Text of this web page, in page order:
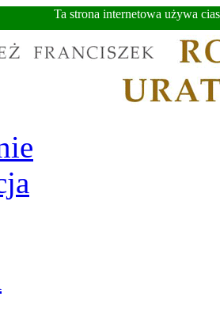
Ta strona internetowa używa